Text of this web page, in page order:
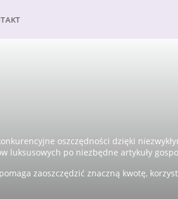
oszczędności dzięki
po niezbędne artykuły
zaoszczędzić znaczną kwotę,